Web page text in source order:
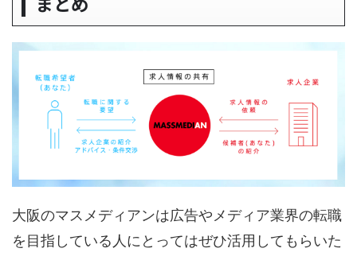
大阪のマスメディアンは広告やメディア業界の転職
を目指している人にとってはぜひ活用してもらいた